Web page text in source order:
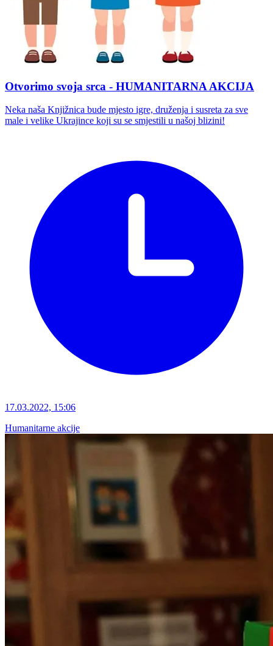
Otvorimo svoja srca - HUMANITARNA AKCIJA
Neka naša Knjižnica bude mjesto igre, druženja i susreta za sve
male i velike Ukrajince koji su se smjestili u našoj blizini!
17.03.2022, 15:06
Humanitarne akcije